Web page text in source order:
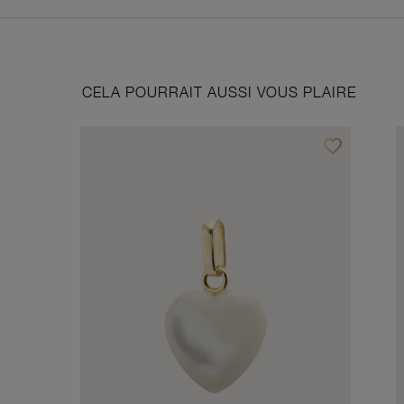
CELA POURRAIT AUSSI VOUS PLAIRE
favorite_borderAjouter à vos